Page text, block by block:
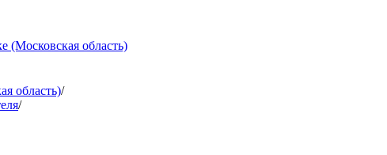
(Московская область)
область)/
/